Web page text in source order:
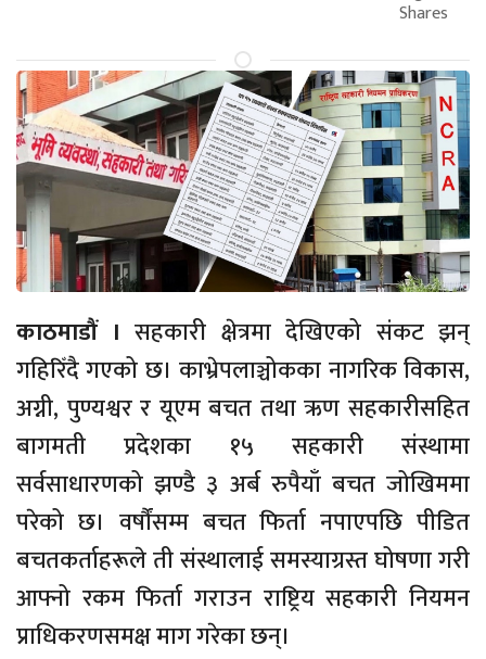
Shares
काठमाडौं । सहकारी क्षेत्रमा देखिएको संकट झन्
गहिरिँदै गएको छ। काभ्रेपलाञ्चोकका नागरिक विकास,
अग्नी, पुण्यश्वर र यूएम बचत तथा ऋण सहकारीसहित
बागमती प्रदेशका १५ सहकारी संस्थामा
सर्वसाधारणको झण्डै ३ अर्ब रुपैयाँ बचत जोखिममा
परेको छ। वर्षौंसम्म बचत फिर्ता नपाएपछि पीडित
बचतकर्ताहरूले ती संस्थालाई समस्याग्रस्त घोषणा गरी
आफ्नो रकम फिर्ता गराउन राष्ट्रिय सहकारी नियमन
प्राधिकरणसमक्ष माग गरेका छन्।